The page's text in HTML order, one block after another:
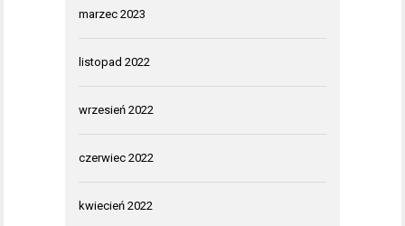
marzec 2023
listopad 2022
wrzesień 2022
czerwiec 2022
kwiecień 2022